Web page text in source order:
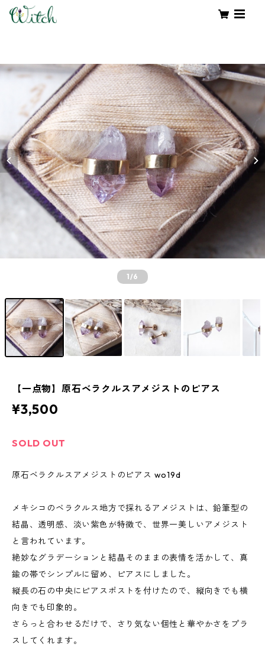
1/6
【一点物】原石ベラクルスアメジストのピアス
¥3,500
SOLD OUT
原石ベラクルスアメジストのピアス wo19d
メキシコのベラクルス地方で採れるアメジストは、鉛筆型の
結晶、透明感、淡い紫色が特徴で、世界一美しいアメジスト
と言われています。
絶妙なグラデーションと結晶そのままの表情を活かして、真
鍮の帯でシンプルに留め、ピアスにしました。
縦長の石の中央にピアスポストを付けたので、縦向きでも横
向きでも印象的。
さらっと合わせるだけで、さり気ない個性と華やかさをプラ
スしてくれます。